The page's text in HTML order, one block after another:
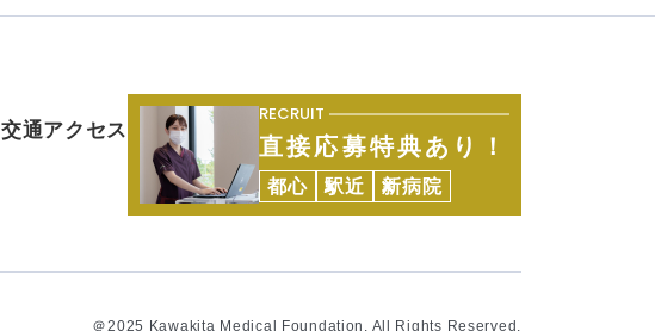
交通アクセス
RECRUIT
直接応募特典あり！
都心 駅近 新病院
＠2025 Kawakita Medical Foundation. All Rights Reserved.